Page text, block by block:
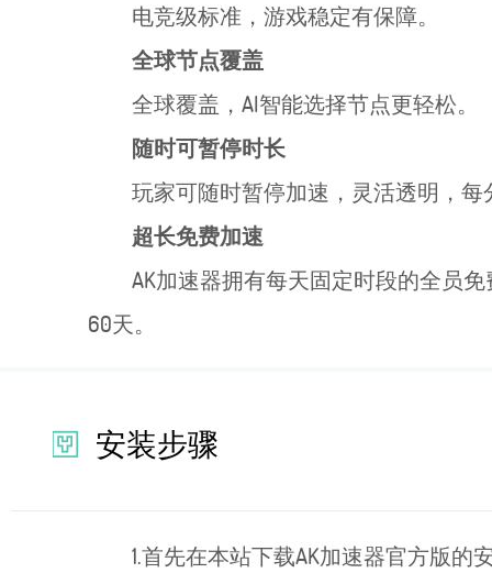
电竞级标准，游戏稳定有保障。
全球节点覆盖
全球覆盖，AI智能选择节点更轻松。
随时可暂停时长
玩家可随时暂停加速，灵活透明，每
超长免费加速
AK加速器拥有每天固定时段的全员
60天。
安装步骤
1.首先在本站下载AK加速器官方版的